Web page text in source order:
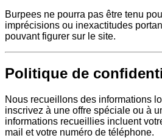
Burpees ne pourra pas être tenu
imprécisions ou inexactitudes
pouvant figurer sur le site.
Politique de
Nous recueillons des informations
inscrivez à une offre spéciale ou à
informations recueillies incluent
mail et votre numéro de téléphone.